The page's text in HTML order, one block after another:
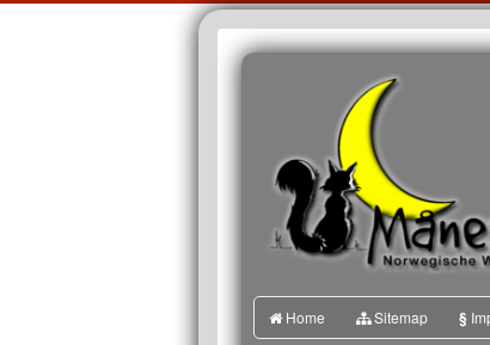
Home Sitemap §